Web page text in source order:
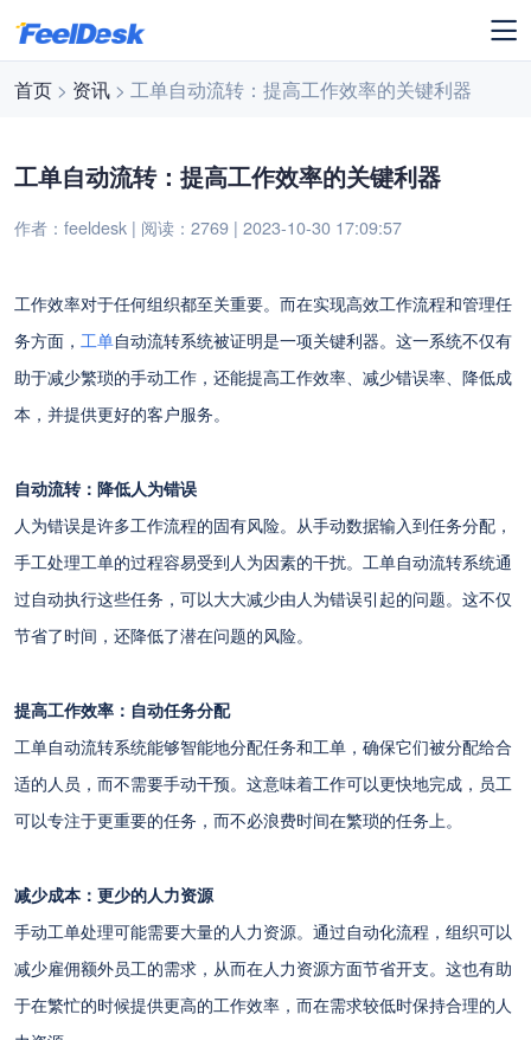
首页 > 资讯 > 工单自动流转：提高工作效率的关键利器
工单自动流转：提高工作效率的关键利器
作者：feeldesk | 阅读：2769 | 2023-10-30 17:09:57
工作效率对于任何组织都至关重要。而在实现高效工作流程和管理任
务方面，工单自动流转系统被证明是一项关键利器。这一系统不仅有
助于减少繁琐的手动工作，还能提高工作效率、减少错误率、降低成
本，并提供更好的客户服务。
自动流转：降低人为错误
人为错误是许多工作流程的固有风险。从手动数据输入到任务分配，
手工处理工单的过程容易受到人为因素的干扰。工单自动流转系统通
过自动执行这些任务，可以大大减少由人为错误引起的问题。这不仅
节省了时间，还降低了潜在问题的风险。
提高工作效率：自动任务分配
工单自动流转系统能够智能地分配任务和工单，确保它们被分配给合
适的人员，而不需要手动干预。这意味着工作可以更快地完成，员工
可以专注于更重要的任务，而不必浪费时间在繁琐的任务上。
减少成本：更少的人力资源
手动工单处理可能需要大量的人力资源。通过自动化流程，组织可以
减少雇佣额外员工的需求，从而在人力资源方面节省开支。这也有助
于在繁忙的时候提供更高的工作效率，而在需求较低时保持合理的人